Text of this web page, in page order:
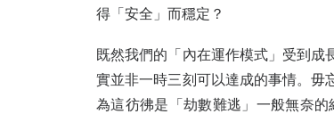
得「安全」而穩定？
既然我們的「內在運作模式」受到
實並非一時三刻可以達成的事情。毋
為這彷彿是「劫數難逃」一般無奈